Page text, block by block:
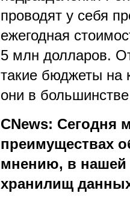
проводят у себя
ежегодная
5 млн долларов.
такие бюджеты на
они в
CNews: Сегодня
преимуществах
мнению, в нашей
хранилищ